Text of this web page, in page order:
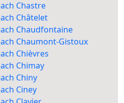
Chastre
Châtelet
Chaudfontaine
Chaumont-Gistoux
Chièvres
Chimay
Chiny
Ciney